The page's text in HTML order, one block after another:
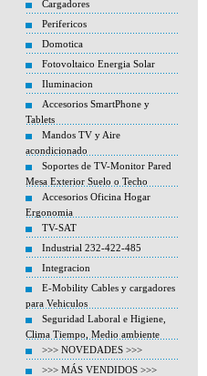
Cargadores
Perifericos
Domotica
Fotovoltaico Energia Solar
Iluminacion
Accesorios SmartPhone y
Tablets
Mandos TV y Aire
acondicionado
Soportes de TV-Monitor Pared
Mesa Exterior Suelo o Techo
Accesorios Oficina Hogar
Ergonomia
TV-SAT
Industrial 232-422-485
Integracion
E-Mobility Cables y cargadores
para Vehiculos
Seguridad Laboral e Higiene,
Clima Tiempo, Medio ambiente
>>> NOVEDADES >>>
>>> MÁS VENDIDOS >>>